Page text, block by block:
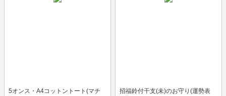
5オンス・A4コットントート(マチ
招福鈴付干支(未)のお守り(運勢表